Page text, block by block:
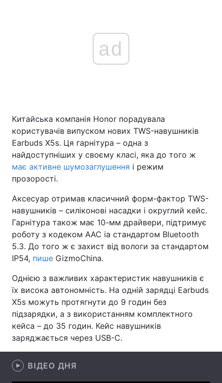
Україна Політика
Економіка
Спорт Наука
Техно і зв'язок
Зброя Інциденти
Здоров'я Туризм
Цікавинки Погода
Лонгріди
Відео з Youtube
Інтерв'ю Думки
Архів
ad
Китайська компанія Honor порадувала
користувачів випуском нових TWS-навушників
Earbuds X5s. Ця гарнітура – одна з
найдоступніших у своєму класі, яка до того ж
має активне шумозаглушення і режим
прозорості.
Аксесуар отримав класичний форм-фактор TWS-
навушників – силіконові насадки і округлий кейс.
Гарнітура також має 10-мм драйвери, підтримує
роботу з кодеком AAC іа стандартом Bluetooth
5.3. До того ж є захист від вологи за стандартом
IP54, пише GizmoChina.
Однією з важливих характеристик навушників є
їх висока автономність. На одній зарядці Earbuds
X5s можуть протягнути до 9 годин без
підзарядки, а з використанням комплектного
кейса – до 35 годин. Кейс навушників
заряджається через USB-C.
ВІДЕО ДНЯ